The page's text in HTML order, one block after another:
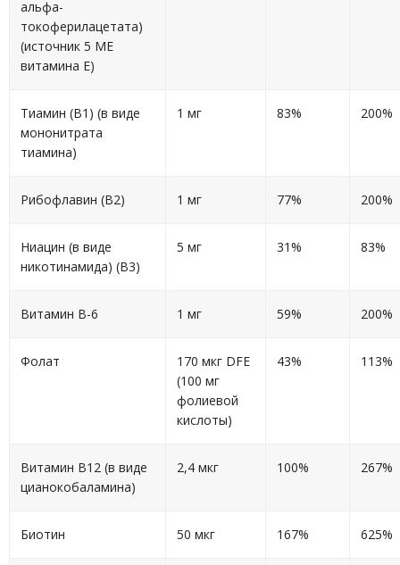
альфа-
токоферилацетата)
(источник 5 МЕ
витамина E)
Тиамин (B1) (в виде
мононитрата
тиамина)
1 мг 83% 200%
Рибофлавин (B2) 1 мг 77% 200%
Ниацин (в виде
никотинамида) (В3)
5 мг 31% 83%
Витамин B-6 1 мг 59% 200%
Фолат
170 мкг DFE
(100 мг
фолиевой
кислоты)
43% 113%
Витамин B12 (в виде
цианокобаламина)
2,4 мкг 100% 267%
Биотин 50 мкг 167% 625%